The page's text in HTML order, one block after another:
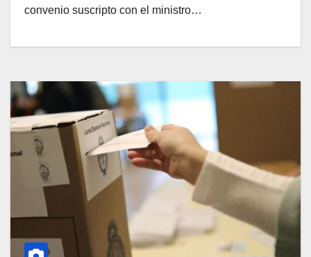
convenio suscripto con el ministro…